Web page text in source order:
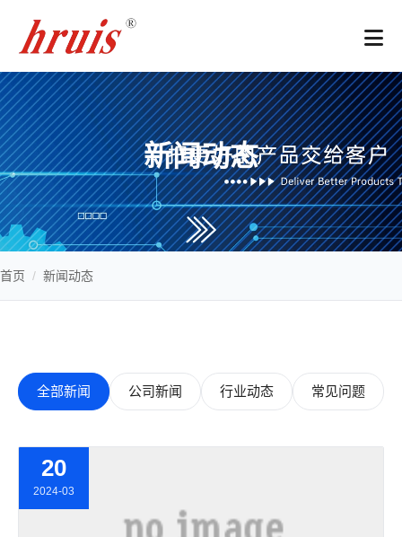
新闻动态
首页 / 新闻动态
全部新闻 公司新闻 行业动态 常见问题
20
2024-03